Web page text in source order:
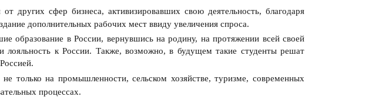
от других сфер бизнеса, активизировавших свою деятельность, благодаря
дополнительных рабочих мест ввиду увеличения спроса.
образование в России, вернувшись на родину, на протяжении всей своей
к России. Также, возможно, в будущем такие студенты решат
только на промышленности, сельском хозяйстве, туризме, современных
процессах.